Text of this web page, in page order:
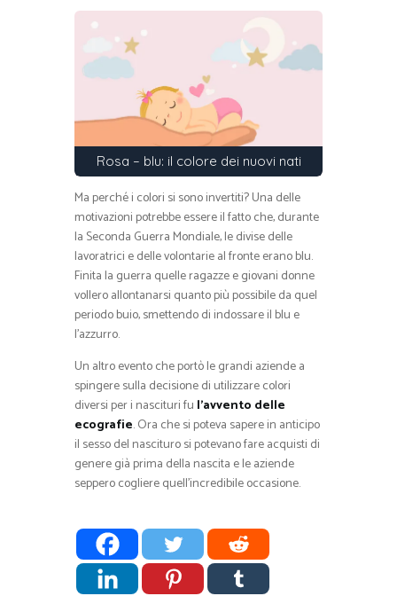
Rosa – blu: il colore dei nuovi nati
Ma perché i colori si sono invertiti? Una delle
motivazioni potrebbe essere il fatto che, durante
la Seconda Guerra Mondiale, le divise delle
lavoratrici e delle volontarie al fronte erano blu.
Finita la guerra quelle ragazze e giovani donne
vollero allontanarsi quanto più possibile da quel
periodo buio, smettendo di indossare il blu e
l’azzurro.
Un altro evento che portò le grandi aziende a
spingere sulla decisione di utilizzare colori
diversi per i nascituri fu l’avvento delle
ecografie. Ora che si poteva sapere in anticipo
il sesso del nascituro si potevano fare acquisti di
genere già prima della nascita e le aziende
seppero cogliere quell’incredibile occasione.